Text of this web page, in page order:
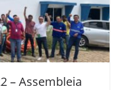
– Assembleia